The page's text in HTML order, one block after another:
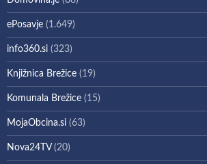
ePosavje (1.649)
info360.si (323)
Knjižnica Brežice (19)
Komunala Brežice (15)
MojaObcina.si (63)
Nova24TV(20)